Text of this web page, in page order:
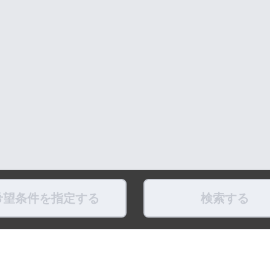
望条件を指定する 検索する